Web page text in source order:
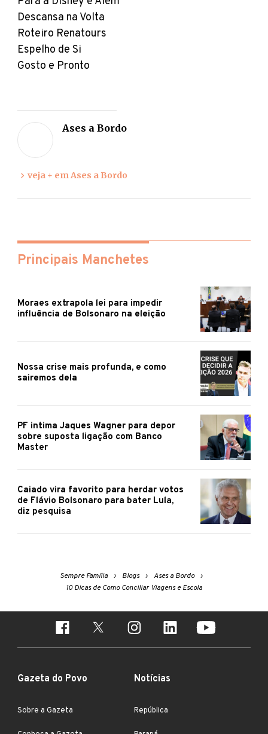
Descansa na Volta
Roteiro Renatours
Espelho de Si
Gosto e Pronto
Ases a Bordo
veja + em Ases a Bordo
Principais Manchetes
Moraes extrapola lei para impedir
influência de Bolsonaro na eleição
Nossa crise mais profunda, e como
sairemos dela
PF intima Jaques Wagner para depor
sobre suposta ligação com Banco
Master
Caiado vira favorito para herdar votos
de Flávio Bolsonaro para bater Lula,
diz pesquisa
Sempre Família Blogs
Ases a Bordo
10 Dicas de Como Conciliar Viagens e Escola
Gazeta do Povo
Sobre a Gazeta
Notícias
República